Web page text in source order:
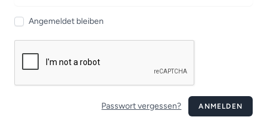
Angemeldet bleiben
Passwort vergessen? ANMELDEN